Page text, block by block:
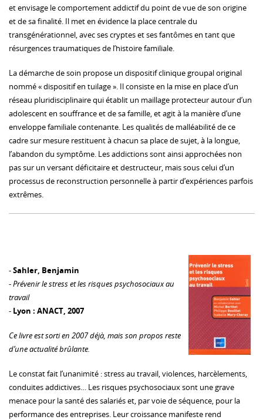
et envisage le comportement addictif du point de vue de son origine
et de sa finalité. Il met en évidence la place centrale du
transgénérationnel, avec ses cryptes et ses fantômes en tant que
résurgences traumatiques de l’histoire familiale.
La démarche de soin propose un dispositif clinique groupal original
nommé « dispositif en tuilage ». Il consiste en la mise en place d’un
réseau pluridisciplinaire qui établit un maillage protecteur autour d’un
adolescent en souffrance et de sa famille, et agit à la manière d’une
enveloppe familiale contenante. Les qualités de malléabilité de ce
cadre sur mesure restituent à chacun sa place de sujet, à la longue,
l’abandon du symptôme. Les addictions sont ainsi approchées non
pas sur un versant déficitaire et destructeur, mais sous celui d’un
processus de reconstruction personnelle à partir d’expériences parfois
extrêmes.
-Sahler, Benjamin
-Prévenir le stress et les risques psychosociaux au
travail
- Lyon : ANACT, 2007
Ce livre est sorti en 2007 déjà, mais son propos reste
d’une actualité brûlante.
Le constat fait l’unanimité : stress au travail, violences, harcèlements,
conduites addictives… Les risques psychosociaux sont une grave
menace pour la santé des salariés et, par voie de séquence, pour la
performance des entreprises. Leur croissance manifeste rend